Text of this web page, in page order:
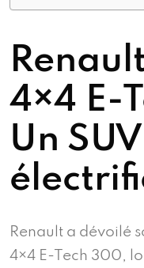
4×4 E-
Un
Renault a dévoilé
4×4 E-Tech 300,